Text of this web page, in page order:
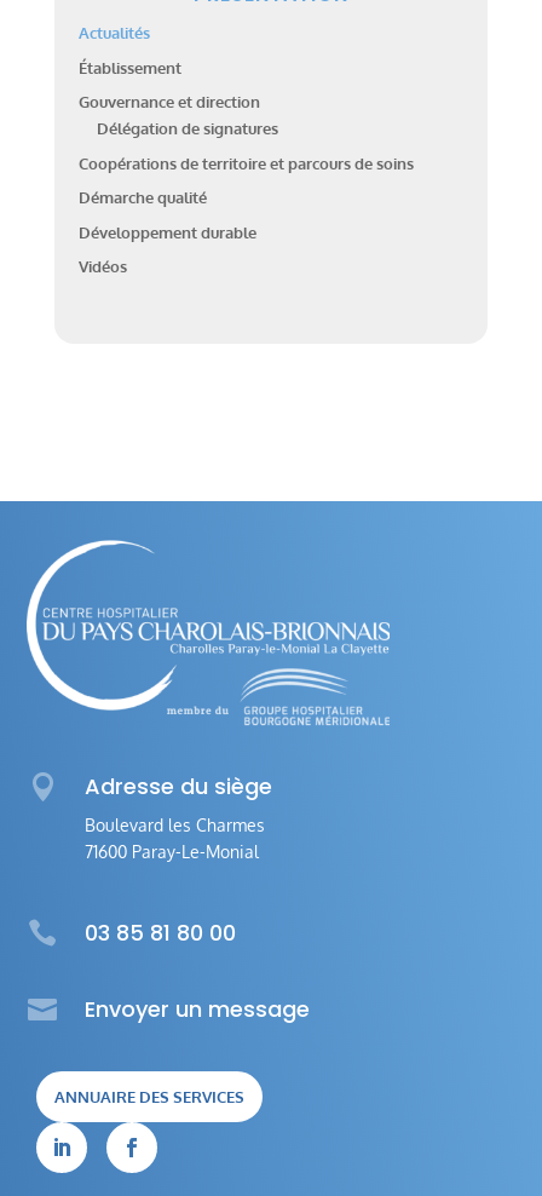
Actualités
Établissement
Gouvernance et direction
Délégation de signatures
Coopérations de territoire et parcours de soins
Démarche qualité
Développement durable
Vidéos
 Adresse du siège
Boulevard les Charmes
71600 Paray-Le-Monial
 03 85 81 80 00
 Envoyer un message
ANNUAIRE DES SERVICES
 